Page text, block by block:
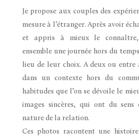
Je propose aux couples des
mesure à l’étranger.Après avoir
et appris à mieux le connaître,
ensemble une journée hors du
lieu de leur choix. A deux ou entre
dans un contexte hors du
habitudes que l’on se dévoile le
images sincères, qui ont du
nature de la relation.
Ces photos racontent une